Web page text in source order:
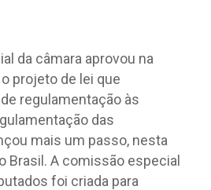
da câmara aprovou na
projeto de lei que
regulamentação às
das
mais um passo, nesta
Brasil. A comissão especial
foi criada para